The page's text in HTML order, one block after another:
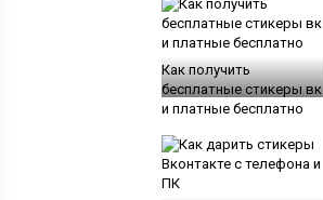
Как получить
бесплатные стикеры вк
и платные бесплатно